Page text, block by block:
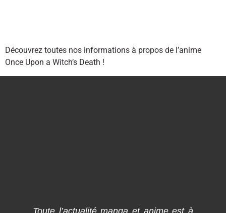
Découvrez toutes nos informations à propos de l’anime
Once Upon a Witch’s Death !